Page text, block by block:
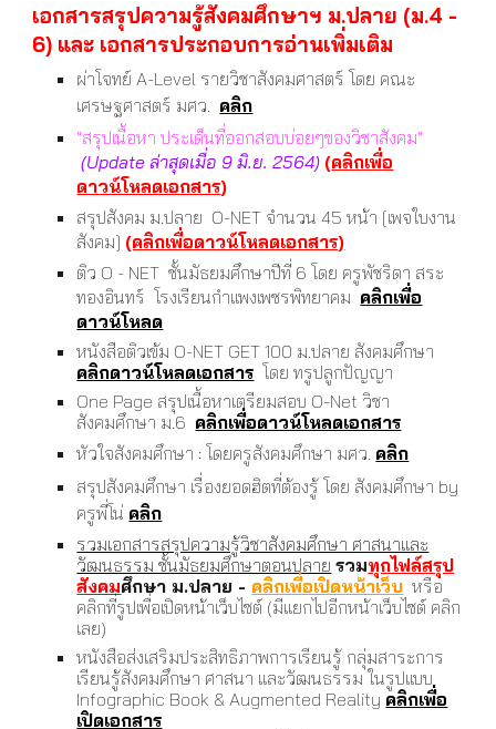
เอกสารสรุปความรู้สังคมศึกษาฯ ม.ปลาย (ม.4 -
6) และ เอกสารประกอบการอ่านเพิ่มเติม
ผ่าโจทย์ A-Level รายวิชาสังคมศาสตร์ โดย คณะ
เศรษฐศาสตร์ มศว. คลิก
"สรุปเนื้อหา ประเด็นที่ออกสอบบ่อยๆของวิชาสังคม"
(Update ล่าสุดเมื่อ 9 มิ.ย. 2564) (คลิกเพื่อ
ดาวน์โหลดเอกสาร)
สรุปสังคม ม.ปลาย O-NET จำนวน 45 หน้า [เพจใบงาน
สังคม] (คลิกเพื่อดาวน์โหลดเอกสาร)
ติว O - NET ชั้นมัธยมศึกษาปีที่ 6 โดย ครูพัชริดา สระ
ทองอินทร์ โรงเรียนกำแพงเพชรพิทยาคม คลิกเพื่อ
ดาวน์โหลด
หนังสือติวเข้ม O-NET GET 100 ม.ปลาย สังคมศึกษา
คลิกดาวน์โหลดเอกสาร โดย ทรูปลูกปัญญา
One Page สรุปเนื้อหาเตรียมสอบ O-Net วิชา
สังคมศึกษา ม.6 คลิกเพื่อดาวน์โหลดเอกสาร
หัวใจสังคมศึกษา : โดยครูสังคมศึกษา มศว. คลิก
สรุปสังคมศึกษา เรื่องยอดฮิตที่ต้องรู้ โดย สังคมศึกษา by
ครูพี่โน่ คลิก
รวมเอกสารสรุปความรู้วิชาสังคมศึกษา ศาสนาและ
วัฒนธรรม ชั้นมัธยมศึกษาตอนปลาย รวมทุกไฟล์สรุป
สังคมศึกษา ม.ปลาย - คลิกเพื่อเปิดหน้าเว็บ หรือ
คลิกที่รูปเพื่อเปิดหน้าเว็บไซต์ (มีแยกไปอีกหน้าเว็บไซต์ คลิก
เลย)
หนังสือส่งเสริมประสิทธิภาพการเรียนรู้ กลุ่มสาระการ
เรียนรู้สังคมศึกษา ศาสนา และวัฒนธรรม ในรูปแบบ
Infographic Book & Augmented Reality คลิกเพื่อ
เปิดเอกสาร